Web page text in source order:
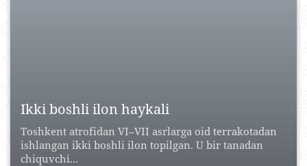
Ikki boshli ilon haykali
Toshkent atrofidan VI–VII asrlarga oid terrakotadan
ishlangan ikki boshli ilon topilgan. U bir tanadan
chiquvchi...